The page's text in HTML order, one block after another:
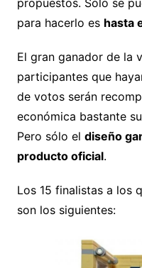
para hacerlo es hasta
El gran ganador de la
participantes que
de votos serán
económica bastante
Pero sólo el diseño
producto oficial.
Los 15 finalistas a los
son los siguientes: